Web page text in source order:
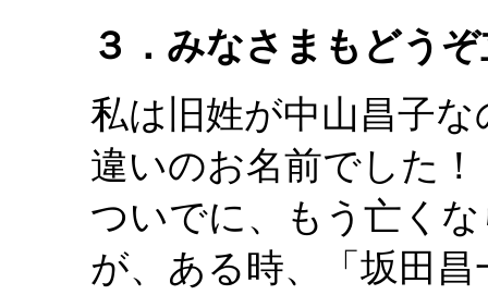
３．みなさまもどう
私は旧姓が中山昌子
違いのお名前でした！
ついでに、もう亡く
が、ある時、「坂田